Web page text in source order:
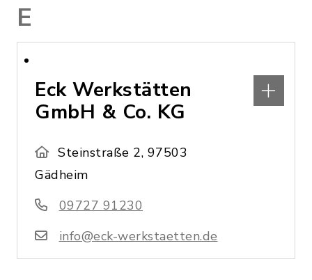
E
Eck Werkstätten
GmbH & Co. KG
Steinstraße 2, 97503
Gädheim
09727 91230
info@eck-werkstaetten.de